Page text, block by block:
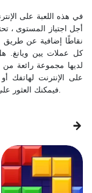
في هذه اللعبة على
أجل اجتياز المستوى ،
نقاطًا إضافية عن طريق
على الإنترنت لهاتفك